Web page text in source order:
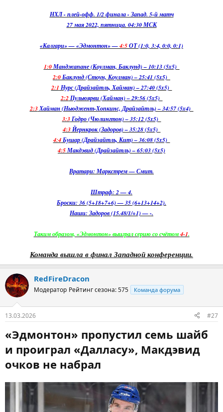
НХЛ - плей-офф. 1/2 финала - Запад. 5-й матч
27 мая 2022, пятница. 04:30 МСК
«Калгари» — «Эдмонтон» —4:5ОТ (1:0, 3:4, 0:0, 0:1)
1:0Манджапане (Коулман, Баклунд) – 10:13 (5x5)
2:0Баклунд (Стоун, Коулман) – 25:41 (5x5)
2:1 Нурс (Драйзайтль, Хайман) – 27:40 (5x5)
2:2Пульюярви (Хайман) – 29:56 (5x5)
2:3Хайман (Ньюджент-Хопкинс, Драйзайтль) – 34:57 (5x4)
3:3Годро (Чюлингтон) – 35:12 (5x5)
4:3Йернкрок (Задоров) – 35:28 (5x5)
4:4Бушар (Драйзайтль, Кит) – 36:08 (5x5)
4:5Макдэвид (Драйзайтль) – 65:03 (5x5)
Вратари: Маркстрем — Смит.
Штраф: 2 — 4.
Броски: 36 (5+18+7+6) — 35 (6+13+14+2).
Наши: Задоров (15.48/1/+1) — -.
Таким образом, «Эдмонтон» выиграл серию со счётом4-1.
Команда вышла в финал Западной конференции.
RedFireDracon
Модератор Рейтинг сезона: 575 Команда форума
13.03.2026 #27
«Эдмонтон» пропустил семь шайб
и проиграл «Далласу», Макдэвид
очков не набрал